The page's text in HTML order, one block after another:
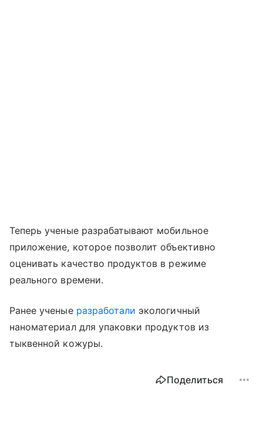
Теперь ученые разрабатывают мобильное
приложение, которое позволит объективно
оценивать качество продуктов в режиме
реального времени.
Ранее ученые разработали экологичный
наноматериал для упаковки продуктов из
тыквенной кожуры.
Поделиться